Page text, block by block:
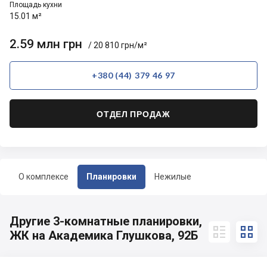
О комплексе Планировки Нежилые
Площадь кухни
15.01 м²
2.59 млн грн / 20 810 грн/м²
+380 (44) 379 46 97
ОТДЕЛ ПРОДАЖ
Другие 3-комнатные планировки,
ЖК на Академика Глушкова, 92Б
 